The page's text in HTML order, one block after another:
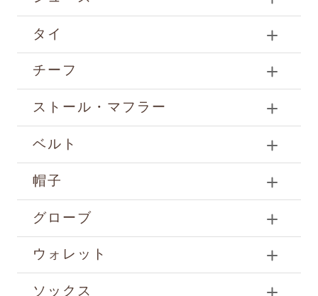
タイ
チーフ
ストール・マフラー
ベルト
帽子
グローブ
ウォレット
ソックス